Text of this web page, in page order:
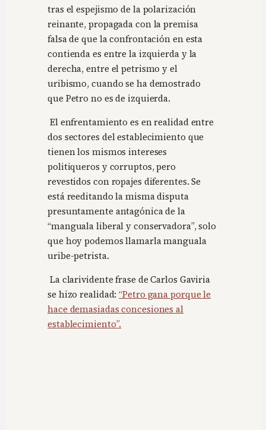
tras el espejismo de la polarización
reinante, propagada con la premisa
falsa de que la confrontación en esta
contienda es entre la izquierda y la
derecha, entre el petrismo y el
uribismo, cuando se ha demostrado
que Petro no es de izquierda.
El enfrentamiento es en realidad entre
dos sectores del establecimiento que
tienen los mismos intereses
politiqueros y corruptos, pero
revestidos con ropajes diferentes. Se
está reeditando la misma disputa
presuntamente antagónica de la
“manguala liberal y conservadora”, solo
que hoy podemos llamarla manguala
uribe-petrista.
La clarividente frase de Carlos Gaviria
se hizo realidad:“Petro gana porque le
hace demasiadas concesiones al
establecimiento”.